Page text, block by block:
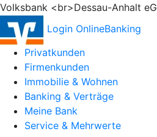
Volksbank <br>Dessau-Anhalt eG
Login OnlineBanking
Privatkunden
Firmenkunden
Immobilie & Wohnen
Banking & Verträge
Meine Bank
Service & Mehrwerte